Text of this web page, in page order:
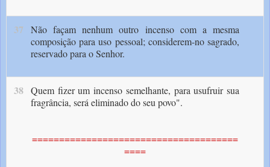
37
Não façam nenhum outro incenso com a mesma
composição para uso pessoal; considerem-no sagrado,
reservado para o Senhor.
38 Quem fizer um incenso semelhan­te, para usufruir sua
fragrância, será eliminado do seu povo".
======================================
====